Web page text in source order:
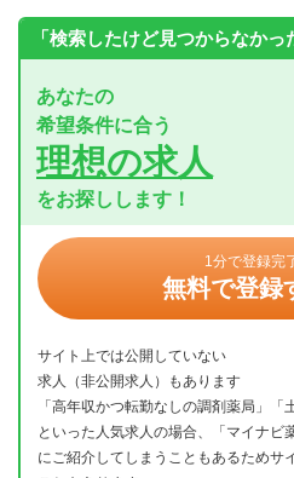
「検索したけど見つからなかっ
あなたの
希望条件に合う
理想の求人
をお探しします！
1分で登録完
無料で登録
サイト上では公開していない
求人（非公開求人）もあります
「高年収かつ転勤なしの調剤薬局」「
といった人気求人の場合、「マイナビ
にご紹介してしまうこともあるためサ